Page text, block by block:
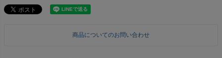
商品についてのお問い合わせ